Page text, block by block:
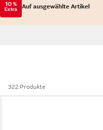
10 %
Extra Auf ausgewählte Artikel
322 Produkte